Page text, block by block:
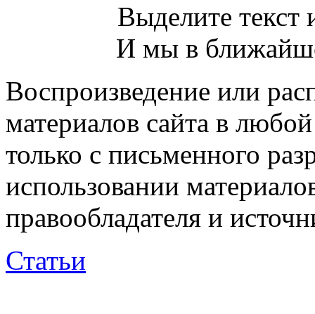
Выделите
И мы в
Воспроизведение или
материалов сайта в
только с письменного
использовании
правообладателя и
Статьи